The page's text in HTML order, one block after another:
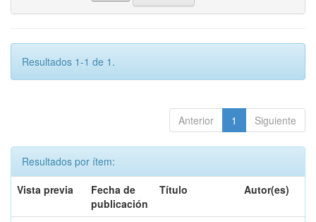
Resultados 1-1 de 1.
Anterior 1 Siguiente
Resultados por ítem:
Vista previa
Fecha de
publicación
Título Autor(es)